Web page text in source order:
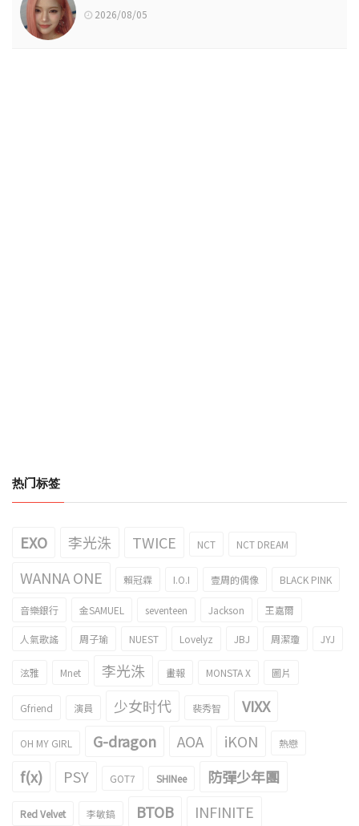
2026/08/05
热门标签
EXO 李光洙 TWICE NCT NCT DREAM
WANNA ONE 賴冠霖 I.O.I 壹周的偶像 BLACK PINK
音樂銀行 金SAMUEL seventeen Jackson 王嘉爾
人氣歌謠 周子瑜 NUEST Lovelyz JBJ 周潔瓊 JYJ
泫雅 Mnet 李光洙 畫報 MONSTA X 圖片
Gfriend 演員 少女时代 裴秀智 VIXX
OH MY GIRL G-dragon AOA iKON 熱戀
f(x) PSY GOT7 SHINee 防彈少年團
Red Velvet 李敏鎬 BTOB
INFINITE